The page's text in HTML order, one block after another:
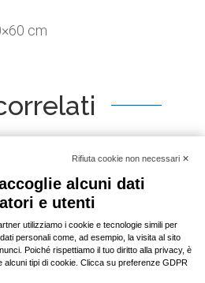
cm
id="2798"]